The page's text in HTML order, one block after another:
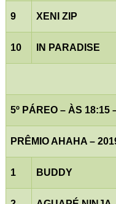
9 XENI ZIP
10 IN PARADISE
5º PÁREO – ÀS 18:15
PRÊMIO AHAHA –
1 BUDDY